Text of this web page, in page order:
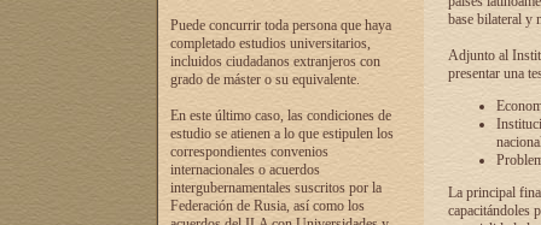
Puede concurrir toda persona que haya
completado estudios universitarios,
incluidos ciudadanos extranjeros con
grado de máster o su equivalente.
En este último caso, las condiciones de
estudio se atienen a lo que estipulen los
correspondientes convenios
internacionales o acuerdos
intergubernamentales suscritos por la
Federación de Rusia, así como los
base bilateral y
Adjunto al
presentar una
La principal
capacitándoles